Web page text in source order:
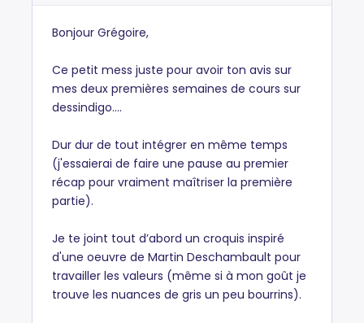
Bonjour Grégoire,
Ce petit mess juste pour avoir ton avis sur
mes deux premières semaines de cours sur
dessindigo....
Dur dur de tout intégrer en même temps
(j'essaierai de faire une pause au premier
récap pour vraiment maîtriser la première
partie).
Je te joint tout d’abord un croquis inspiré
d'une oeuvre de Martin Deschambault pour
travailler les valeurs (même si à mon goût je
trouve les nuances de gris un peu bourrins).